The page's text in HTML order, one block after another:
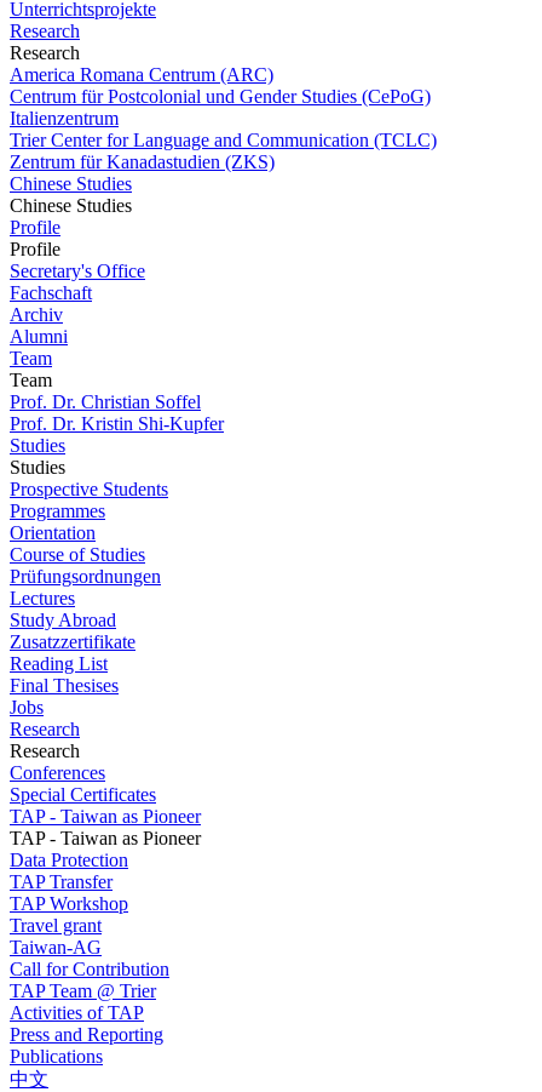
Unterrichtsprojekte
Research
Research
America Romana Centrum (ARC)
Centrum für Postcolonial und Gender Studies (CePoG)
Italienzentrum
Trier Center for Language and Communication (TCLC)
Zentrum für Kanadastudien (ZKS)
Chinese Studies
Chinese Studies
Profile
Profile
Secretary's Office
Fachschaft
Archiv
Alumni
Team
Team
Prof. Dr. Christian Soffel
Prof. Dr. Kristin Shi-Kupfer
Studies
Studies
Prospective Students
Programmes
Orientation
Course of Studies
Prüfungsordnungen
Lectures
Study Abroad
Zusatzzertifikate
Reading List
Final Thesises
Jobs
Research
Research
Conferences
Special Certificates
TAP - Taiwan as Pioneer
TAP - Taiwan as Pioneer
Data Protection
TAP Transfer
TAP Workshop
Travel grant
Taiwan-AG
Call for Contribution
TAP Team @ Trier
Activities of TAP
Press and Reporting
Publications
中文